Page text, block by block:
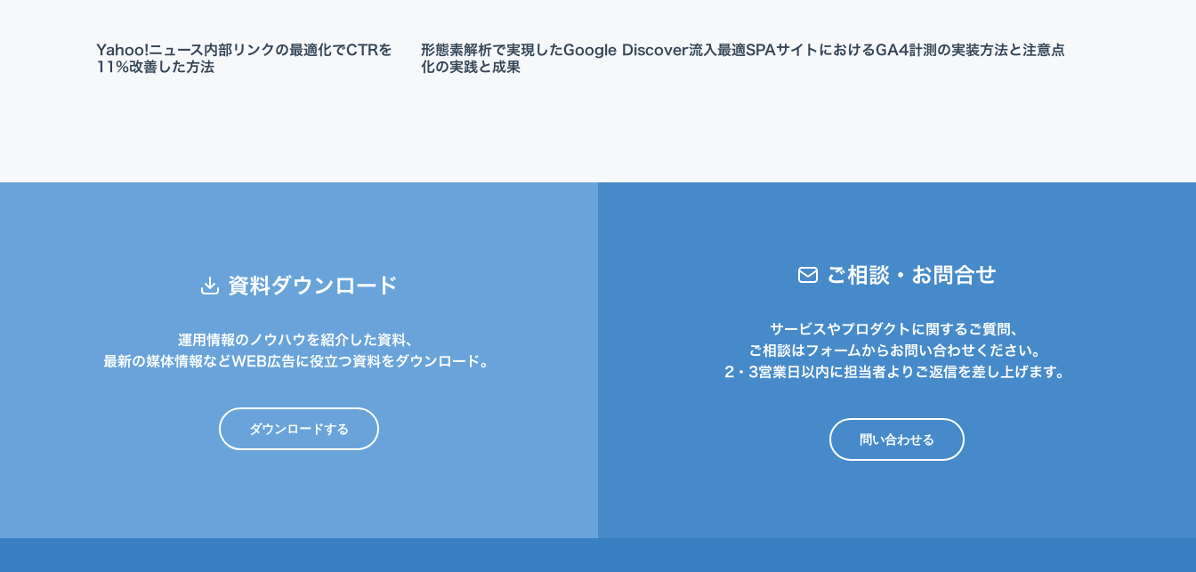
Yahoo!ニュース内部リンクの最適化でCTRを
11%改善した方法
形態素解析で実現したGoogle Discover流入最適
化の実践と成果
SPAサイトにおけるGA4計測の実装方法と注意点
資料ダウンロード
運用情報のノウハウを紹介した資料、
最新の媒体情報などWEB広告に役立つ資料をダウンロード。
ダウンロードする
ご相談・お問合せ
サービスやプロダクトに関するご質問、
ご相談はフォームからお問い合わせください。
2・3営業日以内に担当者よりご返信を差し上げます。
問い合わせる